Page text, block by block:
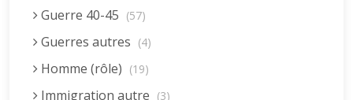
Guerre 40-45 (57)
Guerres autres (4)
Homme (rôle) (19)
Immigration autre (3)